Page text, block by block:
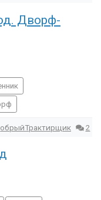
Дворф-
2